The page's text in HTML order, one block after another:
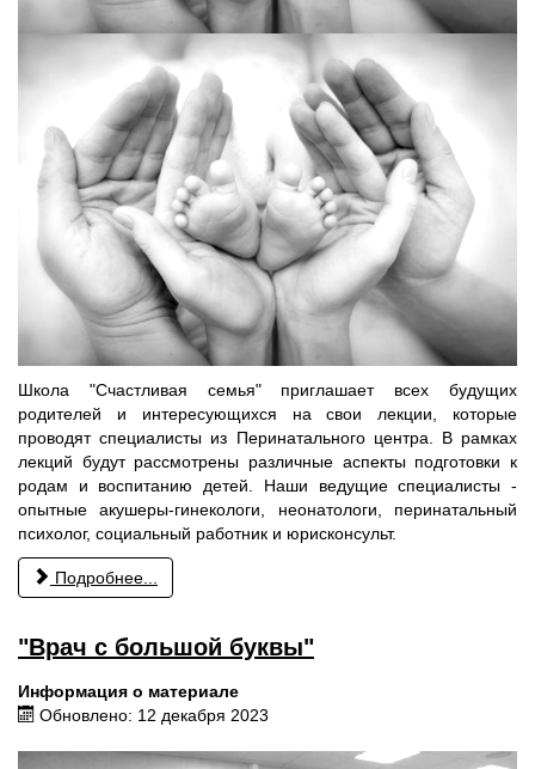
Школа "Счастливая семья" приглашает всех будущих
родителей и интересующихся на свои лекции, которые
проводят специалисты из Перинатального центра. В рамках
лекций будут рассмотрены различные аспекты подготовки к
родам и воспитанию детей. Наши ведущие специалисты -
опытные акушеры-гинекологи, неонатологи, перинатальный
психолог, социальный работник и юрисконсульт.
Подробнее...
"Врач с большой буквы"
Информация о материале
Обновлено: 12 декабря 2023